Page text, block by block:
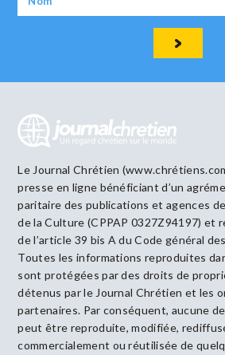
Le Journal Chrétien
presse en ligne bénéficiant d’un
paritaire des publications et agences
de la Culture (CPPAP 0327Z94197) et
de l’article 39 bis A du Code général
Toutes les informations reproduites
sont protégées par des droits de
détenus par le Journal Chrétien et les
partenaires. Par conséquent, aucune
peut être reproduite, modifiée,
commercialement ou réutilisée de